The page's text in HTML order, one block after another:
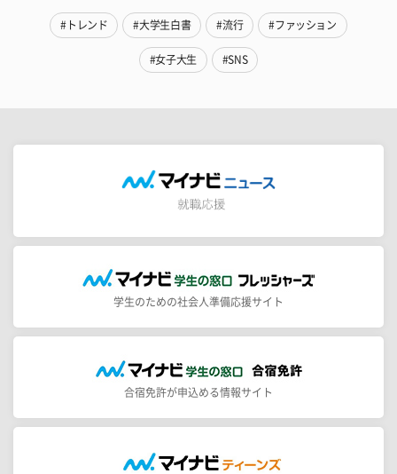
#トレンド #大学生白書 #流行 #ファッション
#女子大生 #SNS
学生のための社会人準備応援サイト
合宿免許が申込める情報サイト